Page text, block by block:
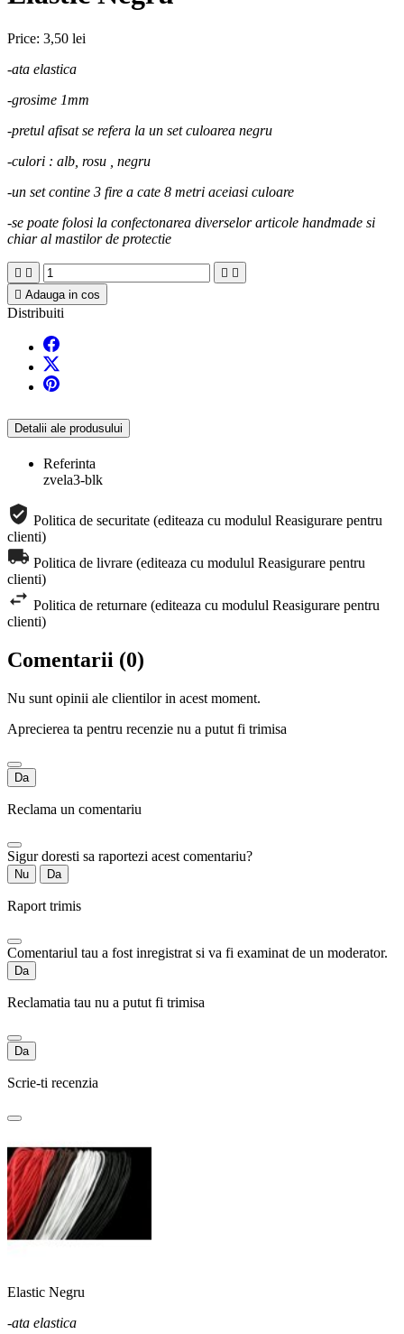
Price: 3,50 lei
-ata elastica
-grosime 1mm
-pretul afisat se refera la un set culoarea negru
-culori : alb, rosu , negru
-un set contine 3 fire a cate 8 metri aceiasi culoare
-se poate folosi la confectonarea diverselor articole handmade si
chiar al mastilor de protectie
   
 Adauga in cos
Distribuiti
Detalii ale produsului
Referinta
zvela3-blk
Politica de securitate (editeaza cu modulul Reasigurare pentru
clienti)
Politica de livrare (editeaza cu modulul Reasigurare pentru
clienti)
Politica de returnare (editeaza cu modulul Reasigurare pentru
clienti)
Comentarii (0)
Nu sunt opinii ale clientilor in acest moment.
Aprecierea ta pentru recenzie nu a putut fi trimisa
Da
Reclama un comentariu
Sigur doresti sa raportezi acest comentariu?
Nu Da
Raport trimis
Comentariul tau a fost inregistrat si va fi examinat de un moderator.
Da
Reclamatia tau nu a putut fi trimisa
Da
Scrie-ti recenzia
Elastic Negru
-ata elastica